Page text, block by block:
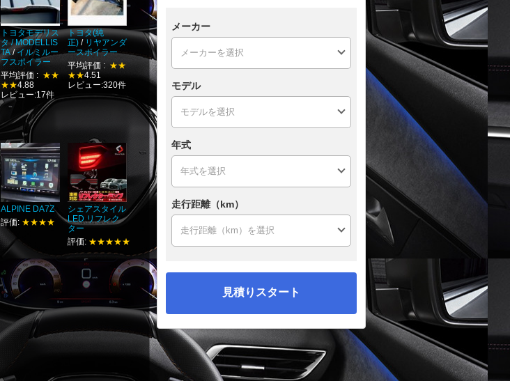
トヨタモデリス
タ / MODELLIS
TA/イルミルー
フスポイラー
平均評価 : ★★
★★4.88
レビュー:17件
トヨタ(純
正) / リヤアンダ
ースポイラー
平均評価 : ★★
★★4.51
レビュー:320件
ALPINE DA7Z
評価: ★★★★
シェアスタイル
LED リフレク
ター
評価: ★★★★★
メーカー
モデル
年式
走行距離（km）
見積りスタート